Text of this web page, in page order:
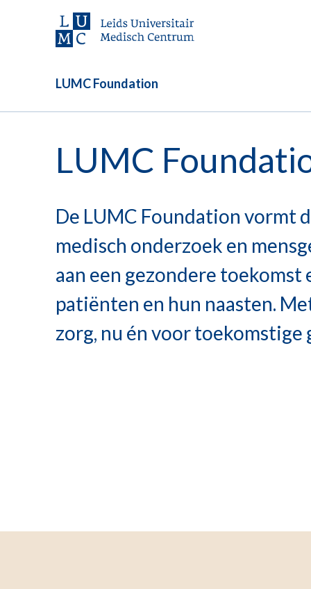
LUMC Foundation
LUMC
De LUMC Foundation vormt
medisch onderzoek en
aan een gezondere
patiënten en hun naasten.
zorg, nu én voor toekomstige